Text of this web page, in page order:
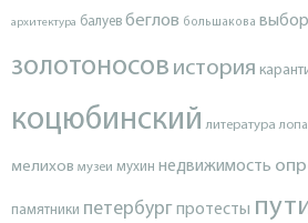
архитектура балуев беглов большакова
золотоносов история
коцюбинский литература
мелихов музеи мухин недвижимость
памятники петербургпротесты